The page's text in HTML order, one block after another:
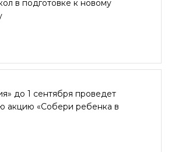
в подготовке к новому
до 1 сентября проведет
акцию «Собери ребенка в